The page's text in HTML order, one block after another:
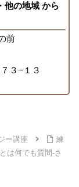
他の地域 から
前
３−１３
ー講座
練
は何でも質問-さ